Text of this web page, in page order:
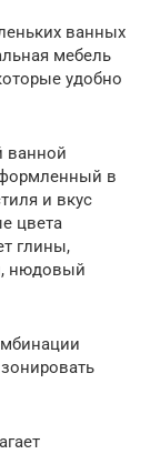
ванных
мебель
удобно
ванной
в
и вкус
цвета
глины,
нюдовый